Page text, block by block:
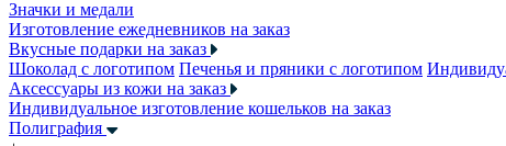
Значки и медали
Изготовление ежедневников на заказ
Вкусные подарки на заказ
Шоколад с логотипом Печенья и пряники с логотипом
Аксессуары из кожи на заказ
Индивидуальное изготовление кошельков на заказ
Полиграфия